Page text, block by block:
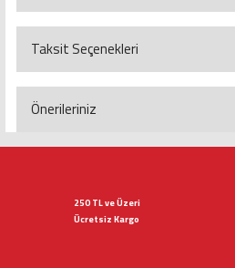
Bu ürüne ilk yorumu
Taksit Seçenekleri
Önerileriniz
250 TL ve Üzeri
Ücretsiz Kargo